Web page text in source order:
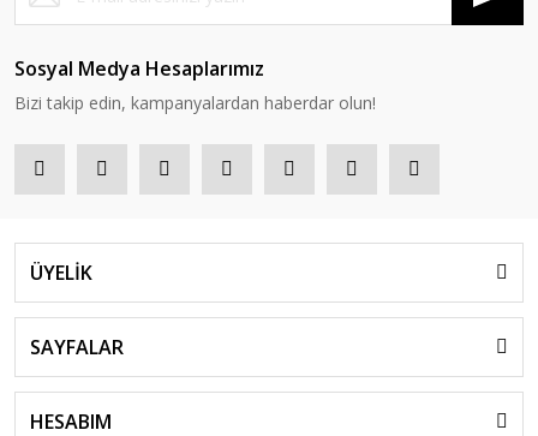
Sosyal Medya Hesaplarımız
Bizi takip edin, kampanyalardan haberdar olun!
ÜYELİK
SAYFALAR
HESABIM